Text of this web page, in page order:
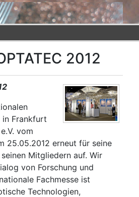
2012
in Frankfurt
vom
25.05.2012 erneut für seine
Mitgliedern auf. Wir
von Forschung und
Fachmesse ist
Technologien,